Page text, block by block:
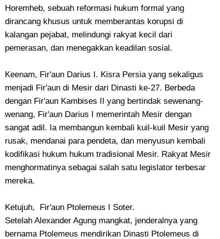
Horemheb, sebuah reformasi hukum formal yang
dirancang khusus untuk memberantas korupsi di
kalangan pejabat, melindungi rakyat kecil dari
pemerasan, dan menegakkan keadilan sosial.
Keenam, Fir'aun Darius I. Kisra Persia yang sekaligus
menjadi Fir'aun di Mesir dari Dinasti ke-27. Berbeda
dengan Fir'aun Kambises II yang bertindak sewenang-
wenang, Fir'aun Darius I memerintah Mesir dengan
sangat adil. Ia membangun kembali kuil-kuil Mesir yang
rusak, mendanai para pendeta, dan menyusun kembali
kodifikasi hukum hukum tradisional Mesir. Rakyat Mesir
menghormatinya sebagai salah satu legislator terbesar
mereka.
Ketujuh, Fir'aun Ptolemeus I Soter.
​Setelah Alexander Agung mangkat, jenderalnya yang
bernama Ptolemeus mendirikan Dinasti Ptolemeus di